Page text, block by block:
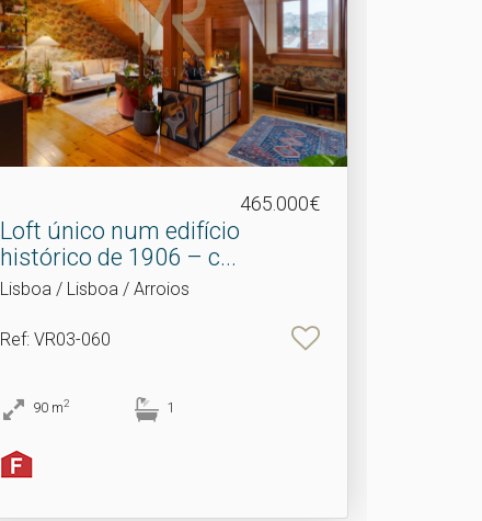
465.000€
Loft único num edifício
histórico de 1906 – c.​..
Lisboa / Lisboa / Arroios
Ref: VR03-060
90 m2 1